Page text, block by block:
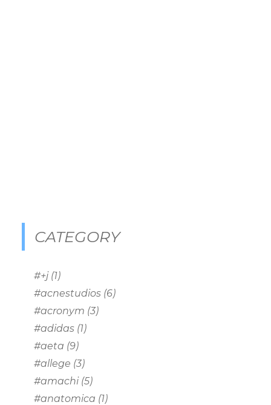
CATEGORY
#+j(1)
#acnestudios (6)
#acronym (3)
#adidas (1)
#aeta (9)
#allege (3)
#amachi(5)
#anatomica (1)